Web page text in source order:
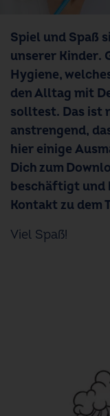
Spiel und Spaß
unserer Kinder.
Hygiene,
den Alltag mit
solltest. Das ist
anstrengend,
hier einige
Dich zum
beschäftigt und
Kontakt zu dem
Viel Spaß!